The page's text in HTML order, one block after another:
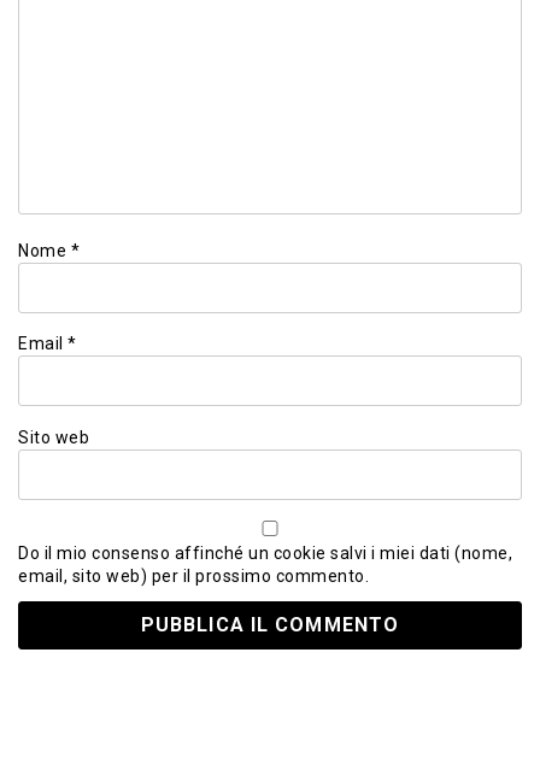
Nome *
Email *
Sito web
Do il mio consenso affinché un cookie salvi i miei dati (nome,
email, sito web) per il prossimo commento.